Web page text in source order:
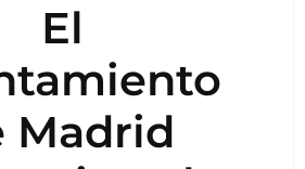
El
Madrid